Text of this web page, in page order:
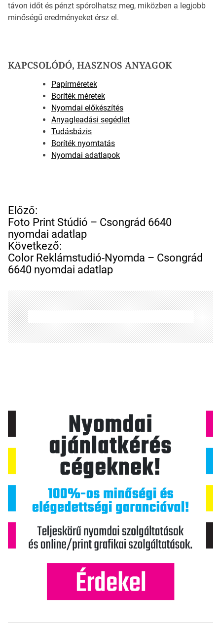
távon időt és pénzt spórolhatsz meg, miközben a legjobb
minőségű eredményeket érsz el.
KAPCSOLÓDÓ, HASZNOS ANYAGOK
Papírméretek
Boríték méretek
Nyomdai előkészítés
Anyagleadási segédlet
Tudásbázis
Boríték nyomtatás
Nyomdai adatlapok
B
e
j
e
g
y
z
é
s
n
a
v
ó
Előző:
Foto Print Stúdió – Csongrád 6640
nyomdai adatlap
Következő:
Color Reklámstudió-Nyomda – Csongrád
6640 nyomdai adatlap